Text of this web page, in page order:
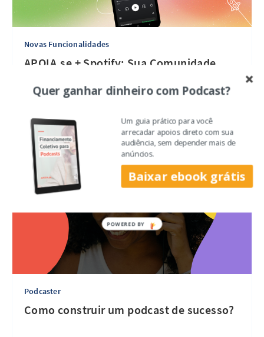
Novas Funcionalidades
APOIA.se + Spotify: Sua Comunidade,
há um ano • 4 min de leitura
Podcaster
Como construir um podcast de sucesso?
Quer ganhar dinheiro com Podcast?
Um guia prático para você
arrecadar apoios direto com sua
audiência, sem depender mais de
anúncios.
Baixar ebook grátis